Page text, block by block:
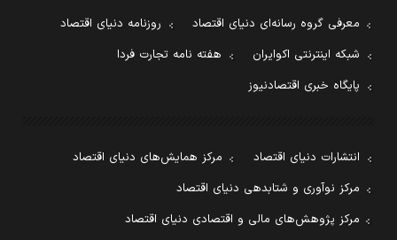
معرفی گروه رسانه‌ای دنیای اقتصاد
روزنامه دنیای اقتصاد
شبکه اینترنتی اکوایران
هفته نامه تجارت فردا
پایگاه خبری اقتصادنیوز
انتشارات دنیای اقتصاد
مرکز همایش‌های دنیای اقتصاد
مرکز نوآوری و شتابدهی دنیای اقتصاد
مرکز پژوهش‌های مالی و اقتصادی دنیای اقتصاد